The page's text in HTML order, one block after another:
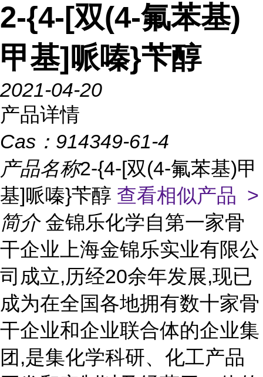
2-{4-[双(4-氟苯基)
甲基]哌嗪}苄醇
2021-04-20
产品详情
Cas： 914349-61-4
产品名称2-{4-[双(4-氟苯基)甲
基]哌嗪}苄醇 查看相似产品 >
简介 金锦乐化学自第一家骨
干企业上海金锦乐实业有限公
司成立,历经20余年发展,现已
成为在全国各地拥有数十家骨
干企业和企业联合体的企业集
团,是集化学科研、化工产品